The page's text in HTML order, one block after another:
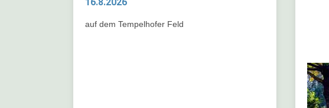
16.8.2026
auf dem Tempelhofer Feld